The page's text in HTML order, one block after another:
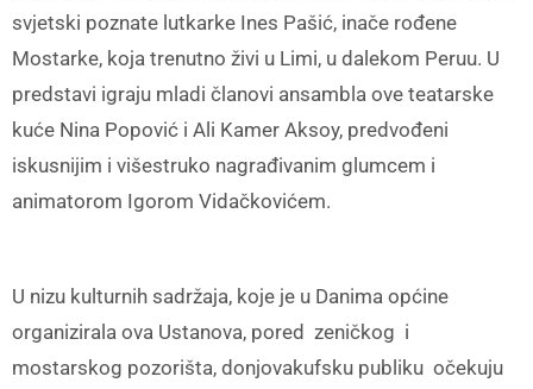
svjetski poznate lutkarke Ines Pašić, inače rođene
Mostarke, koja trenutno živi u Limi, u dalekom Peruu. U
predstavi igraju mladi članovi ansambla ove teatarske
kuće Nina Popović i Ali Kamer Aksoy, predvođeni
iskusnijim i višestruko nagrađivanim glumcem i
animatorom Igorom Vidačkovićem.
U nizu kulturnih sadržaja, koje je u Danima općine
organizirala ova Ustanova, pored zeničkog i
mostarskog pozorišta, donjovakufsku publiku očekuju